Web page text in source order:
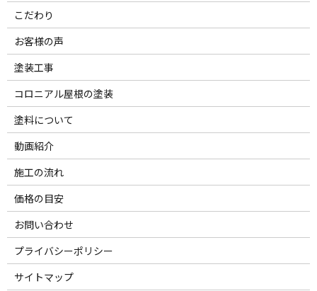
こだわり
お客様の声
塗装工事
コロニアル屋根の塗装
塗料について
動画紹介
施工の流れ
価格の目安
お問い合わせ
プライバシーポリシー
サイトマップ